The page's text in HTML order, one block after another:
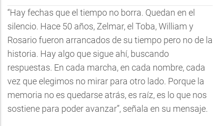
“Hay fechas que el tiempo no borra. Quedan en el
silencio. Hace 50 años, Zelmar, el Toba, William y
Rosario fueron arrancados de su tiempo pero no de la
historia. Hay algo que sigue ahí, buscando
respuestas. En cada marcha, en cada nombre, cada
vez que elegimos no mirar para otro lado. Porque la
memoria no es quedarse atrás, es raíz, es lo que nos
sostiene para poder avanzar”, señala en su mensaje.